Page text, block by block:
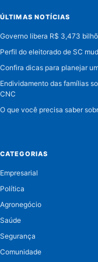
ÚLTIMAS NOTÍCIAS
Governo libera R$ 3,473
Perfil do eleitorado de SC
Confira dicas para planejar
Endividamento das famílias
CNC
O que você precisa saber
CATEGORIAS
Empresarial
Política
Agronegócio
Saúde
Segurança
Comunidade